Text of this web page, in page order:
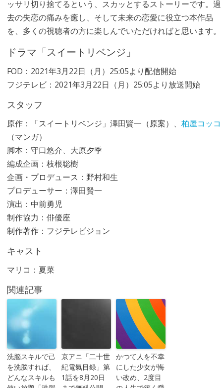
ッサリ切り捨てるという、スカッとするストーリーです。過
去の失恋の痛みを癒し、そして未来の恋愛に役立つ本作品
を、多くの視聴者の方に楽しんでいただければと思います。
ドラマ「スイートリベンジ」
FOD：2021年3月22日（月）25:05より配信開始
フジテレビ：2021年3月22日（月）25:05より放送開始
スタッフ
原作：「スイートリベンジ」澤田賢一（原案）、 柏屋コッコ
（マンガ）
脚本：守口悠介、大原夕季
編成企画：枝根聡樹
企画・プロデュース：野村和生
プロデューサー：澤田賢一
演出：中前勇児
制作協力：俳優座
制作著作：フジテレビジョン
キャスト
マリコ：夏菜
関連記事
洗脳スキルで己
を洗脳すれば、
どんなスキルも
京アニ「二十世
紀電氣目録」第
1話を8月20日
かつて人を不幸
にした少女が悔
い改め、2度目